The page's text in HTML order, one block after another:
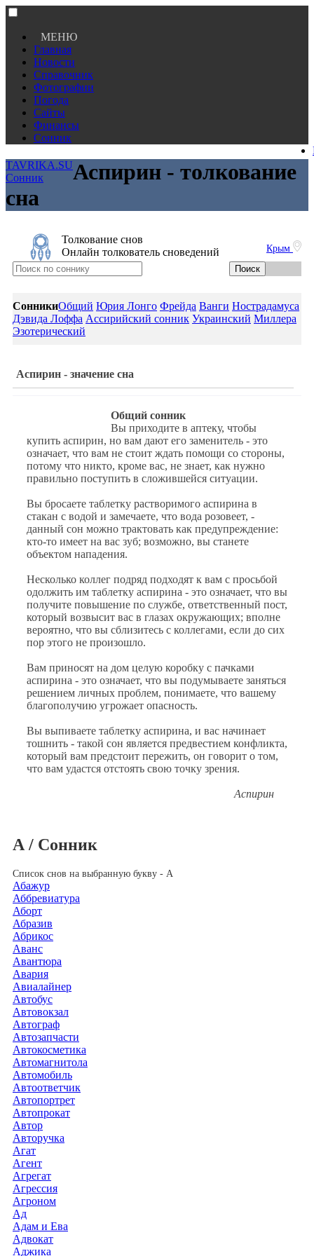
МЕНЮ
Главная
Новости
Справочник
Фотографии
Погода
Сайты
Финансы
Сонник
TAVRIKA.SU
Сонник
Аспирин - толкование
сна
Крым
Толкование снов
Онлайн толкователь сноведений
СонникиОбщий Юрия Лонго Фрейда Ванги Нострадамуса
Дэвида Лоффа Ассирийский сонник Украинский Миллера
Эзотерический
Аспирин - значение сна
Общий сонник
Вы приходите в аптеку, чтобы
купить аспирин, но вам дают его заменитель - это
означает, что вам не стоит ждать помощи со стороны,
потому что никто, кроме вас, не знает, как нужно
правильно поступить в сложившейся ситуации.
Вы бросаете таблетку растворимого аспирина в
стакан с водой и замечаете, что вода розовеет, -
данный сон можно трактовать как предупреждение:
кто-то имеет на вас зуб; возможно, вы станете
объектом нападения.
Несколько коллег подряд подходят к вам с просьбой
одолжить им таблетку аспирина - это означает, что вы
получите повышение по службе, ответственный пост,
который возвысит вас в глазах окружающих; вполне
вероятно, что вы сблизитесь с коллегами, если до сих
пор этого не произошло.
Вам приносят на дом целую коробку с пачками
аспирина - это означает, что вы подумываете заняться
решением личных проблем, понимаете, что вашему
благополучию угрожает опасность.
Вы выпиваете таблетку аспирина, и вас начинает
тошнить - такой сон является предвестием конфликта,
который вам предстоит пережить, он говорит о том,
что вам удастся отстоять свою точку зрения.
Аспирин
А / Сонник
Список снов на выбранную букву - А
Абажур
Аббревиатура
Аборт
Абразив
Абрикос
Аванс
Авантюра
Авария
Авиалайнер
Автобус
Автовокзал
Автограф
Автозапчасти
Автокосметика
Автомагнитола
Автомобиль
Автоответчик
Автопортрет
Автопрокат
Автор
Авторучка
Агат
Агент
Агрегат
Агрессия
Агроном
Ад
Адам и Ева
Адвокат
Аджика